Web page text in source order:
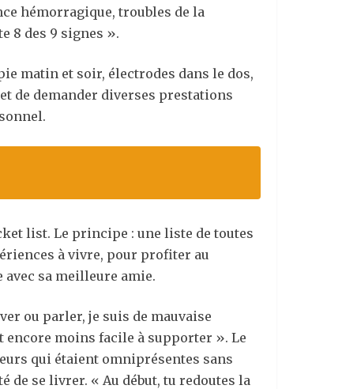
hémorragique, troubles de la
8 des 9 signes ».
matin et soir, électrodes dans le dos,
de demander diverses prestations
list. Le principe : une liste de toutes
à vivre, pour profiter au
sa meilleure amie.
ou parler, je suis de mauvaise
encore moins facile à supporter ». Le
qui étaient omniprésentes sans
de se livrer. « Au début, tu redoutes la